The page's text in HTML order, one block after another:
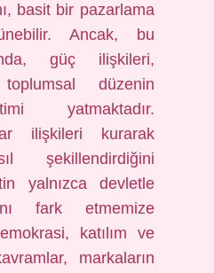
basit bir pazarlama
Ancak, bu
güç ilişkileri,
düzenin
yatmaktadır.
ilişkileri kurarak
şekillendirdiğini
yalnızca devletle
fark etmemize
katılım ve
markaların